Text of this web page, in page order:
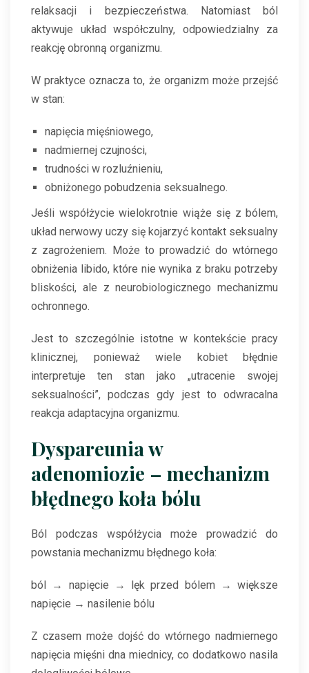
relaksacji i bezpieczeństwa. Natomiast ból
aktywuje układ współczulny, odpowiedzialny za
reakcję obronną organizmu.
W praktyce oznacza to, że organizm może przejść
w stan:
napięcia mięśniowego,
nadmiernej czujności,
trudności w rozluźnieniu,
obniżonego pobudzenia seksualnego.
Jeśli współżycie wielokrotnie wiąże się z bólem,
układ nerwowy uczy się kojarzyć kontakt seksualny
z zagrożeniem. Może to prowadzić do wtórnego
obniżenia libido, które nie wynika z braku potrzeby
bliskości, ale z neurobiologicznego mechanizmu
ochronnego.
Jest to szczególnie istotne w kontekście pracy
klinicznej, ponieważ wiele kobiet błędnie
interpretuje ten stan jako „utracenie swojej
seksualności”, podczas gdy jest to odwracalna
reakcja adaptacyjna organizmu.
Dyspareunia w
adenomiozie – mechanizm
błędnego koła bólu
Ból podczas współżycia może prowadzić do
powstania mechanizmu błędnego koła:
ból → napięcie → lęk przed bólem → większe
napięcie → nasilenie bólu
Z czasem może dojść do wtórnego nadmiernego
napięcia mięśni dna miednicy, co dodatkowo nasila